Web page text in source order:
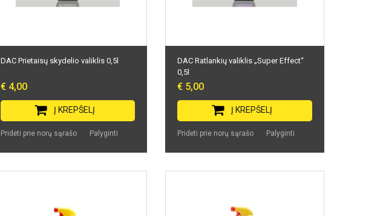
DAC Prietaisų skydelio valiklis 0,5l
€ 4,00
Į KREPŠELĮ
Pridėti prie norų sąrašo Palyginti
DAC Ratlankių valiklis „Super Effect“
0,5l
€ 5,00
Į KREPŠELĮ
Pridėti prie norų sąrašo Palyginti